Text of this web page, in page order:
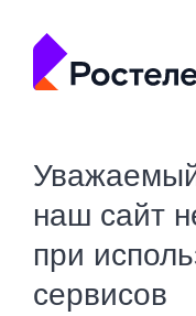
наш сайт
при
сервисов